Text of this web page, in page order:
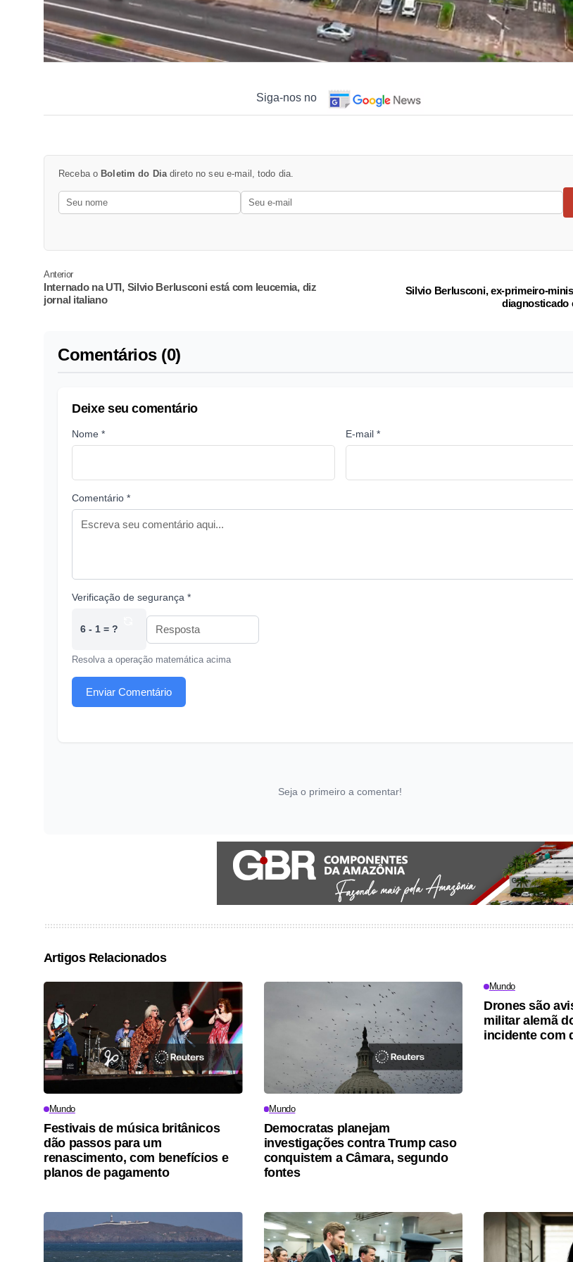
Siga-nos no
Receba o Boletim do Diadireto no seu e-mail, todo dia.
Anterior
Internado na UTI, Silvio Berlusconi está com leucemia, diz
jornal italiano
Silvio Berlusconi, ex-primeiro-
diagnosticado
Comentários (0)
Deixe seu comentário
Nome * E-mail *
Comentário *
Verificação de segurança *
6 - 1 = ?
Resolva a operação matemática acima
Enviar Comentário
Seja o primeiro a comentar!
Artigos Relacionados
Mundo
Festivais de música britânicos
dão passos para um
renascimento, com benefícios e
planos de pagamento
Mundo
Democratas planejam
investigações contra Trump caso
conquistem a Câmara, segundo
fontes
Mundo
Drones são
militar alemã
incidente com